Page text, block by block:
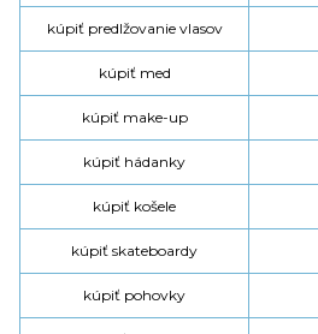
kúpiť predlžovanie vlasov
kúpiť med
kúpiť make-up
kúpiť hádanky
kúpiť košele
kúpiť skateboardy
kúpiť pohovky